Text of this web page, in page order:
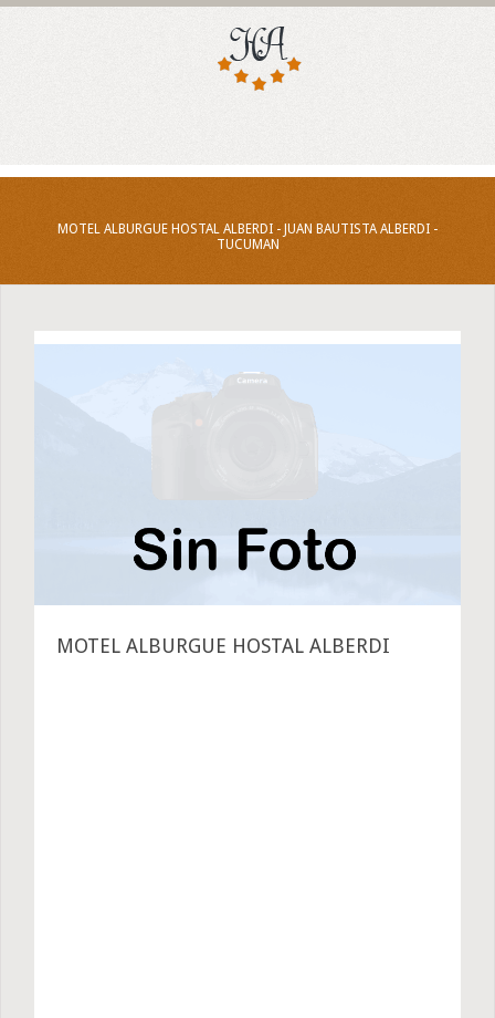
MOTEL ALBURGUE HOSTAL ALBERDI - JUAN BAUTISTA ALBERDI -
TUCUMAN
MOTEL ALBURGUE HOSTAL ALBERDI